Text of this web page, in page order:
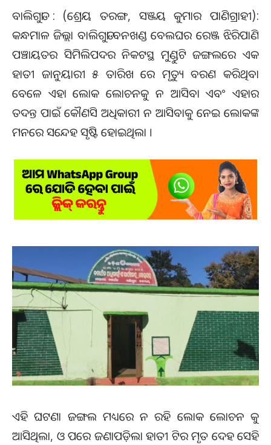
ବାଲିଗୁଡା : (ଶ୍ରେୟ ତରଙ୍ଗ, ସଞ୍ଜୟ କୁମାର ପାଣିଗ୍ରାହୀ):
କନ୍ଧମାଳ ଜିଲ୍ଲା ବାଲିଗୁଡା ବନଖଣ୍ଡ ବେଲଘର ରେଞ୍ଜ ଝିରିପାଣି
ପଞ୍ଚାୟତର ସିମିଲିପଦର ନିକଟସ୍ଥ ମୁଣ୍ଡୁଟି ଜଙ୍ଗଲରେ ଏକ
ହାତୀ ଜାନୁୟାରୀ ୫ ତାରିଖ ରେ ମୃତ୍ୟୁ ବରଣ କରିଥିବା
ବେଳେ ଏହା ଲୋକ ଲୋଚନକୁ ନ ଆସିବା ଏବଂ ଏହାର
ତଦନ୍ତ ପାଇଁ କୌଣସି ଅଧିକାରୀ ନ ଆସିବାକୁ ନେଇ ଲୋକଙ୍କ
ମନରେ ସନ୍ଦେହ ସୃଷ୍ଟି ହୋଇଥିଲା ।
ଏହି ଘଟଣା ଜଙ୍ଗଲ ମଧ୍ୟରେ ନ ରହି ଲୋକ ଲୋଚନ କୁ
ଆସିଥିଲା, ଓ ପରେ ଜଣାପଡ଼ିଲା ହାତୀ ଟିର ମୃତ ଦେହ ସେହି